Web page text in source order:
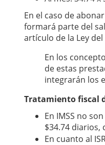
En el caso de
formará parte del
artículo de la Ley del
En los
de estas
integrarán los
Tratamiento fiscal
En IMSS no
$34.74
En cuanto al